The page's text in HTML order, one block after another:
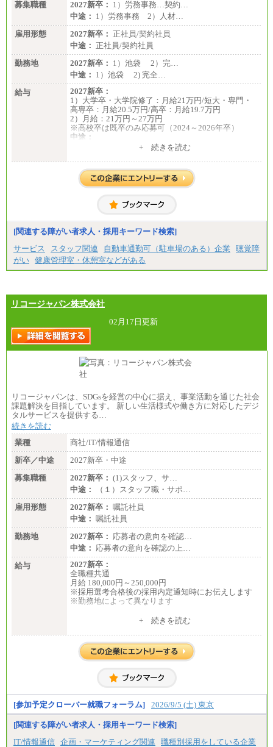
募集職種 2027新卒： 1）労務事務…契約…
中途： 1）労務事務 2）人材…
雇用形態
2027新卒： 正社員/契約社員
中途： 正社員/契約社員
勤務地
2027新卒： 1）池袋 2）完…
中途： 1）池袋 2) 完全…
給与
2027新卒：
1）大学卒・大学院修了：月給21万円/短大・専門・
高専卒：月給20.5万円/高卒：月給19.7万円
2）月給：21万円～27万円
※高校卒は既卒のみ応募可（2024～2026年卒）
中途：
1）月給：21万円～25万円+ 続きを読む
[関連する障がい者求人・採用キーワード検索]
サービス
スタッフ関連 自動車通勤可（駐車場のある）企業
聴覚障
がい 健康管理室・休憩室などがある
リコージャパン株式会社
02月17日更新
リコージャパンは、SDGsを経営の中心に据え、事業活動を通じた社会
課題解決を目指しています。 新しい生活様式や働き方に対応したデジ
タルサービスを提供する…
続きを読む
業種
商社/IT/情報通信
新卒／中途
2027新卒・中途
募集職種
2027新卒： (1)スタッフ、サ…
中途：
（１）スタッフ職・サポ…
雇用形態
2027新卒： 嘱託社員
中途： 嘱託社員
勤務地
2027新卒： 応募者の意向を確認…
中途： 応募者の意向を確認の上…
給与
2027新卒：
全職種共通
月給 180,000円～250,000円
※採用選考合格後の採用内定通知時にお伝えします
※勤務地によって異なります
月給 200,000円～250,000円
入社時の処遇は経験・能力を考慮の上、当社規程に
より決定します。
お伝えします。
+ 続きを読む
[参加予定クローバー就職フォーラム] 2026/9/5 (土) 東京
[関連する障がい者求人・採用キーワード検索]
IT/情報通信 企画・マーケティング関連
職種別採用をしている企業